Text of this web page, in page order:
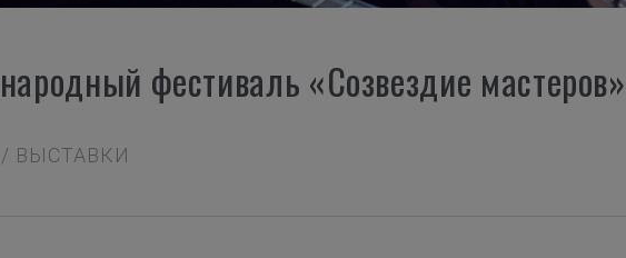
фестиваль «Созвездие мастеров»
/ ВЫСТАВКИ